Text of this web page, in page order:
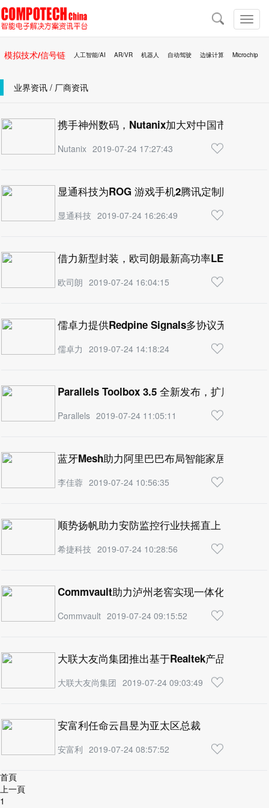
切
换
航
导
航
模拟技术/信号链 人工智能/AI AR/VR 机器人 自动驾驶 边缘计算 Microchip
业界资讯 / 厂商资讯
携手神州数码，Nutanix加大对中国市场投入
Nutanix 2019-07-24 17:27:43
显通科技为ROG 游戏手机2腾讯定制版提供
显通科技 2019-07-24 16:26:49
借力新型封装，欧司朗最新高功率LED照亮你
欧司朗 2019-07-24 16:04:15
儒卓力提供Redpine Signals多协议无线SoC
儒卓力 2019-07-24 14:18:24
Parallels Toolbox 3.5 全新发布，扩展了一键
Parallels 2019-07-24 11:05:11
蓝牙Mesh助力阿里巴巴布局智能家居生态
李佳蓉 2019-07-24 10:56:35
顺势扬帆助力安防监控行业扶摇直上
希捷科技 2019-07-24 10:28:56
Commvault助力泸州老窖实现一体化数据管理
Commvault 2019-07-24 09:15:52
大联大友尚集团推出基于Realtek产品的无线
大联大友尚集团 2019-07-24 09:03:49
安富利任命云昌昱为亚太区总裁
安富利 2019-07-24 08:57:52
首頁
上一頁
1